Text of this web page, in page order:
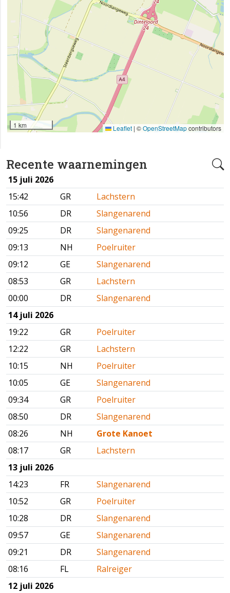
Recente waarnemingen
15 juli 2026
15:42
GR
Lachstern
10:56
DR
Slangenarend
09:25
DR
Slangenarend
09:13
NH
Poelruiter
09:12
GE
Slangenarend
08:53
GR
Lachstern
00:00
DR
Slangenarend
14 juli 2026
19:22
GR
Poelruiter
12:22
GR
Lachstern
10:15
NH
Poelruiter
10:05
GE
Slangenarend
09:34
GR
Poelruiter
08:50
DR
Slangenarend
08:26
NH
Grote Kanoet
08:17
GR
Lachstern
13 juli 2026
14:23
FR
Slangenarend
10:52
GR
Poelruiter
10:28
DR
Slangenarend
09:57
GE
Slangenarend
09:21
DR
Slangenarend
08:16
FL
Ralreiger
12 juli 2026
1 km Leaflet | ©OpenStreetMapcontributors